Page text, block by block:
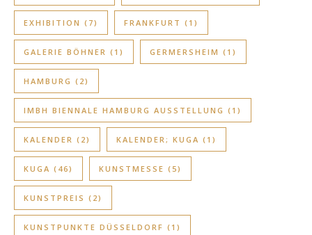
EXHIBITION (7) FRANKFURT (1)
GALERIE BÖHNER (1) GERMERSHEIM (1)
HAMBURG (2)
IMBH BIENNALE HAMBURG AUSSTELLUNG (1)
KALENDER (2) KALENDER; KUGA (1)
KUGA (46) KUNSTMESSE (5)
KUNSTPREIS (2)
KUNSTPUNKTE DÜSSELDORF (1)